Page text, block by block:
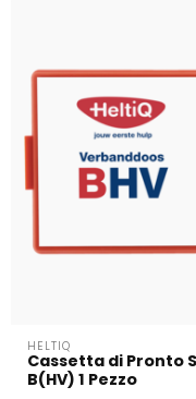
HELTIQ
Cassetta di Pronto
B(HV) 1 Pezzo